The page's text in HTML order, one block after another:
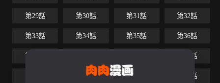
第29話 第30話 第31話 第32話
第33話 第34話 第35話 第36話
第37話 第40話
第42話 第43話 第44話